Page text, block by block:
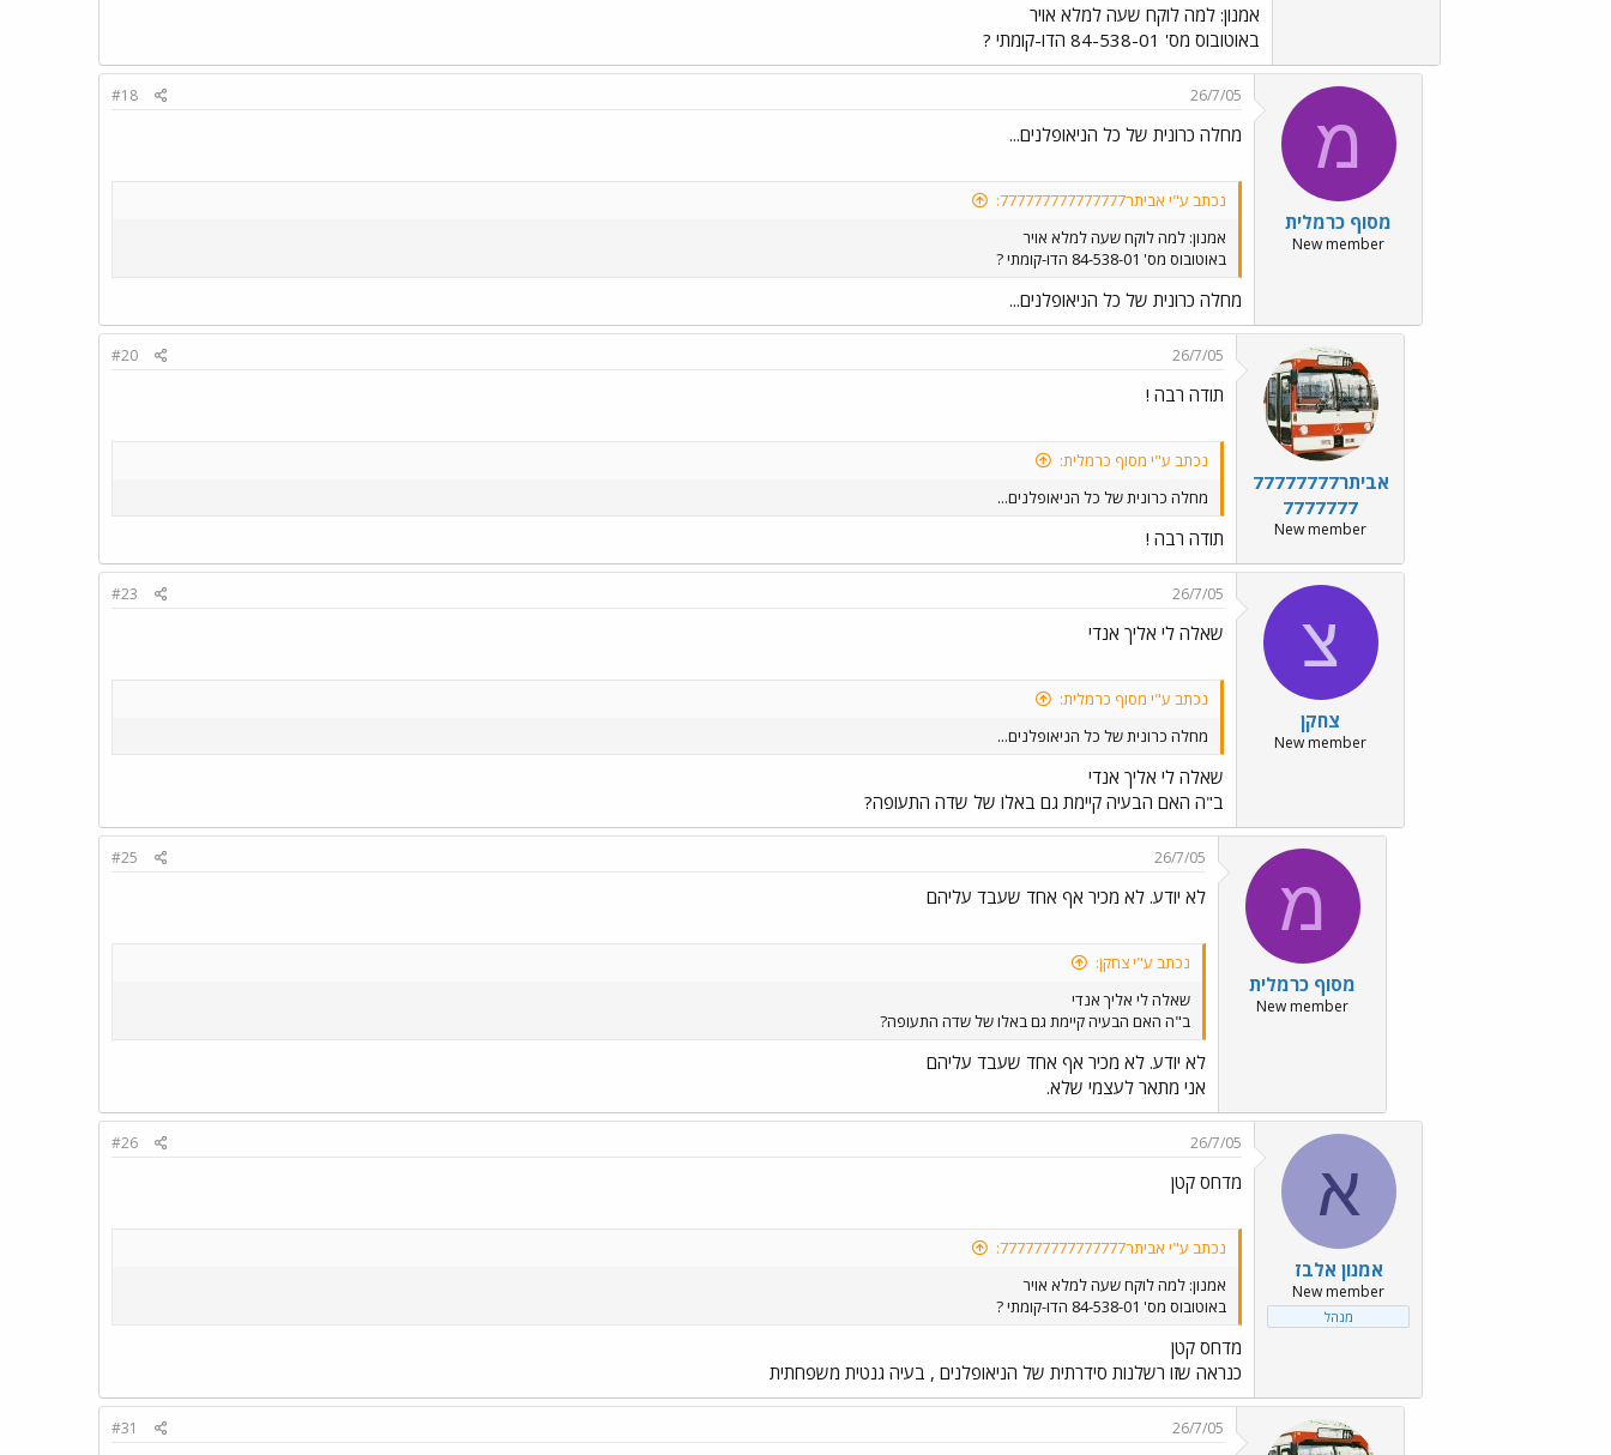
אמנון: למה לוקח שעה למלא אויר
באוטובוס מס' 84-538-01 הדו-קומתי ?
מ
מסוף כרמלית
New member
26/7/05
#18
מחלה כרונית של כל הניאופלנים...
נכתב ע"י אביתר777777777777777:
אמנון: למה לוקח שעה למלא אויר
באוטובוס מס' 84-538-01 הדו-קומתי ?
מחלה כרונית של כל הניאופלנים...
אביתר77777777
7777777
New member
26/7/05
#20
תודה רבה !
נכתב ע"י מסוף כרמלית:
מחלה כרונית של כל הניאופלנים...
תודה רבה !
צ
צחקן
New member
26/7/05
#23
שאלה לי אליך אנדי
נכתב ע"י מסוף כרמלית:
מחלה כרונית של כל הניאופלנים...
שאלה לי אליך אנדי
ב"ה האם הבעיה קיימת גם באלו של שדה התעופה?
מ
מסוף כרמלית
New member
26/7/05
#25
לא יודע. לא מכיר אף אחד שעבד עליהם
נכתב ע"י צחקן:
שאלה לי אליך אנדי
ב"ה האם הבעיה קיימת גם באלו של שדה התעופה?
לא יודע. לא מכיר אף אחד שעבד עליהם
אני מתאר לעצמי שלא.
א
אמנון אלבז
New member
מנהל
26/7/05
#26
מדחס קטן
נכתב ע"י אביתר777777777777777:
אמנון: למה לוקח שעה למלא אויר
באוטובוס מס' 84-538-01 הדו-קומתי ?
מדחס קטן
כנראה שזו רשלנות סידרתית של הניאופלנים , בעיה גנטית משפחתית
26/7/05
#31